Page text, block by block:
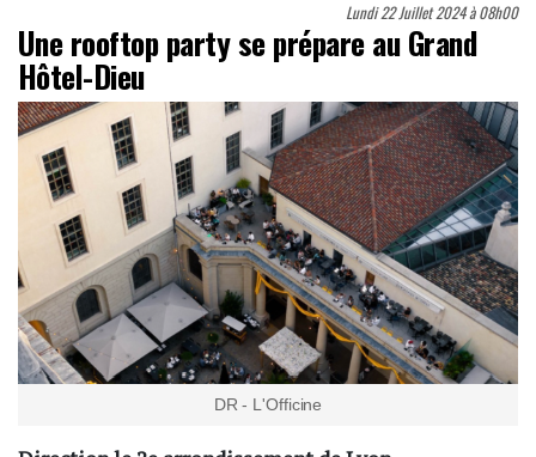
Lundi 22 Juillet 2024 à 08h00
Une rooftop party se prépare au Grand
Hôtel-Dieu
DR - L'Officine